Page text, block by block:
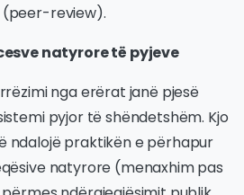
(peer-review).
natyrore të pyjeve
nga erërat janë pjesë
pyjor të shëndetshëm. Kjo
ndalojë praktikën e përhapur
natyrore (menaxhim pas